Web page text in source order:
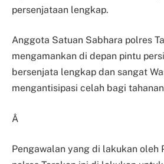
persenjataan lengkap.
Anggota Satuan Sabhara polres
mengamankan di depan pintu
bersenjata lengkap dan sangat
mengantisipasi celah bagi
Â
Pengawalan yang di lakukan oleh